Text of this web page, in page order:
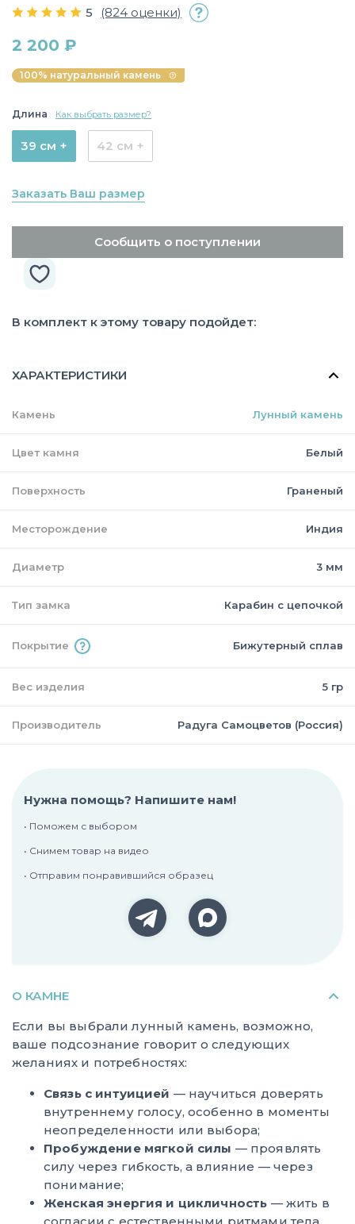
5 (824 оценки)
2 200 ₽
100% натуральный камень
Длина Как выбрать размер?
39 см + 42 см +
Заказать Ваш размер
Сообщить о поступлении
В комплект к этому товару подойдет:
ХАРАКТЕРИСТИКИ
Камень Лунный камень
Цвет камня Белый
Поверхность Граненый
Месторождение Индия
Диаметр 3 мм
Тип замка Карабин с цепочкой
Покрытие Бижутерный сплав
Вес изделия 5 гр
Производитель Радуга Самоцветов (Россия)
Нужна помощь? Напишите нам!
• Поможем с выбором
• Снимем товар на видео
• Отправим понравившийся образец
О КАМНЕ
Если вы выбрали лунный камень, возможно,
ваше подсознание говорит о следующих
желаниях и потребностях:
Связь с интуицией — научиться доверять
внутреннему голосу, особенно в моменты
неопределенности или выбора;
Пробуждение мягкой силы — проявлять
силу через гибкость, а влияние — через
понимание;
Женская энергия и цикличность — жить в